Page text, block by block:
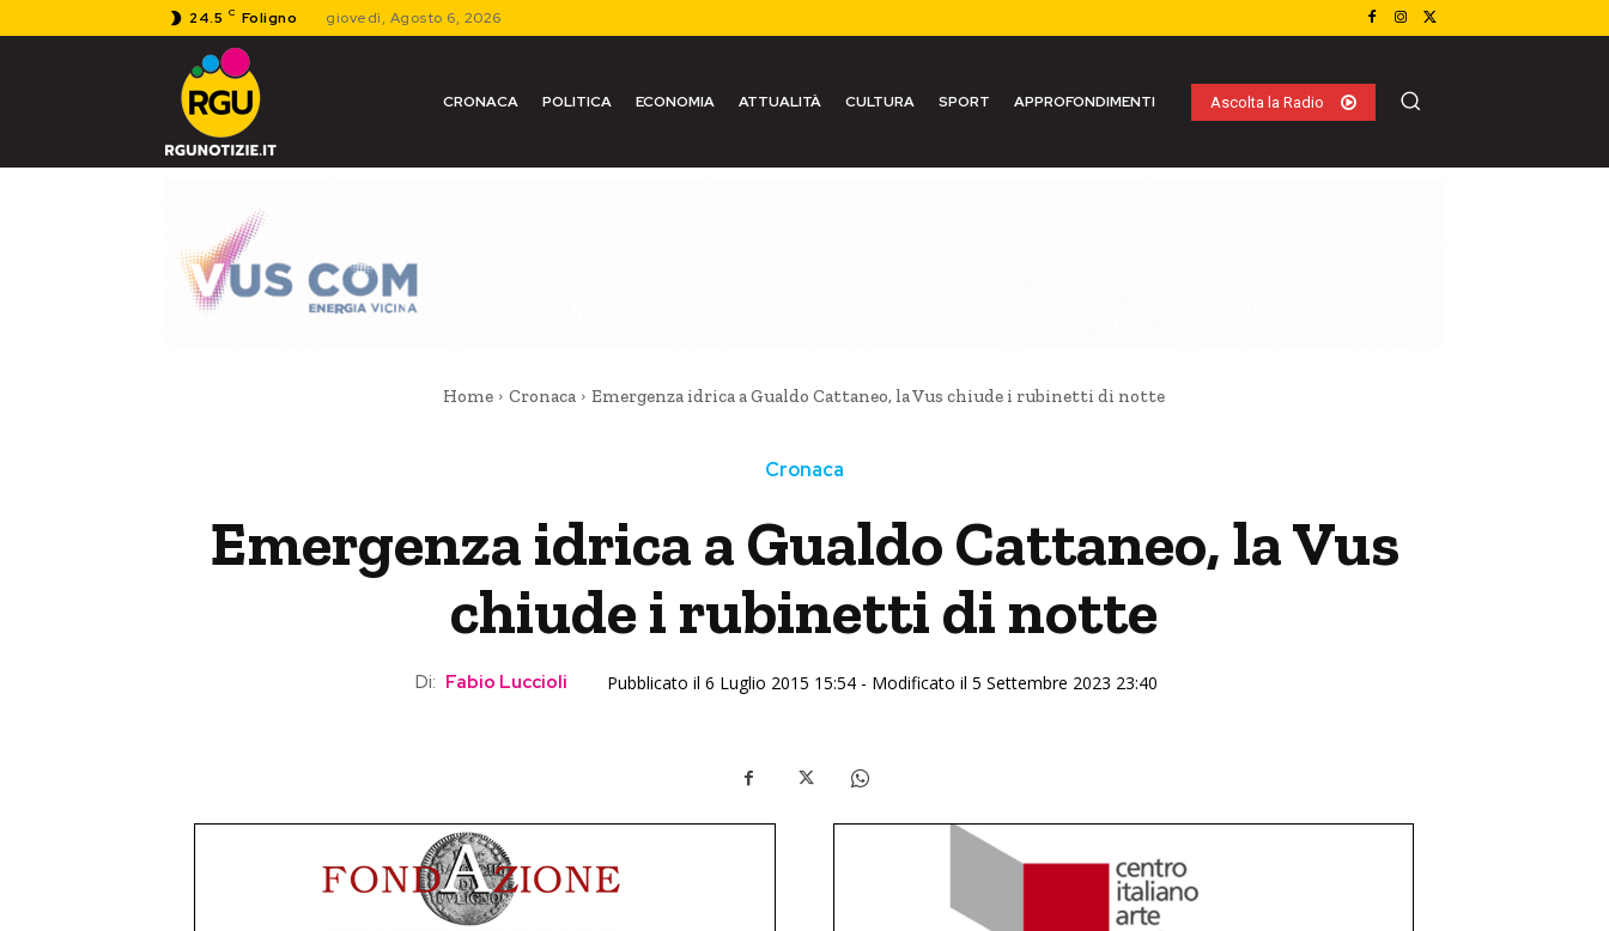
24.5 C Foligno giovedì, Agosto 6, 2026
CRONACA POLITICA ECONOMIA ATTUALITÀ CULTURA SPORT APPROFONDIMENTI Ascolta la Radio
Home Cronaca Emergenza idrica a Gualdo Cattaneo, la Vus chiude i rubinetti di notte
Cronaca
Emergenza idrica a Gualdo Cattaneo, la Vus
chiude i rubinetti di notte
Di: Fabio Luccioli Pubblicato il 6 Luglio 2015 15:54 - Modificato il 5 Settembre 2023 23:40